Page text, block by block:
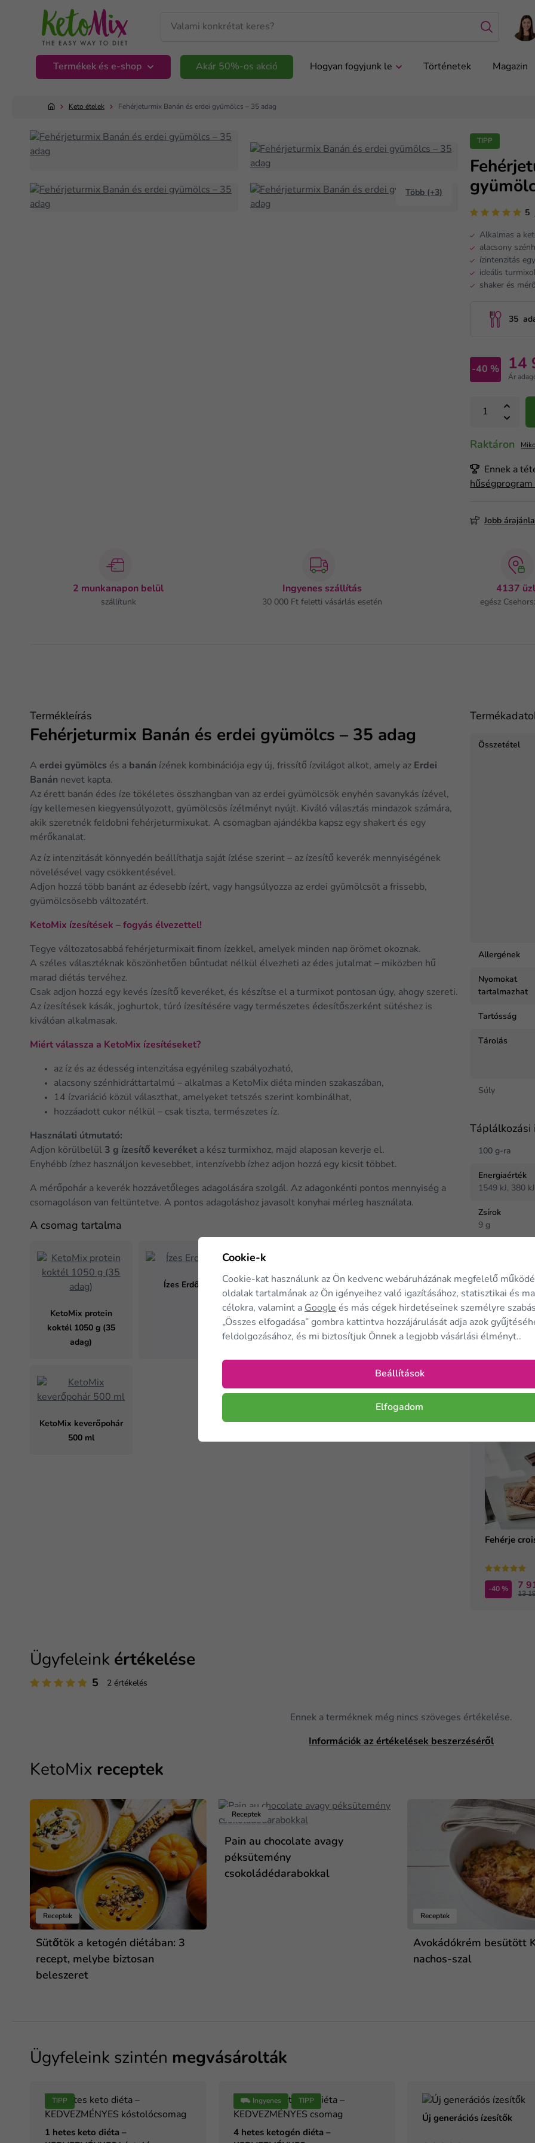
Termékek és e-shop Akár 50%-os akció Hogyan fogyjunk le Történetek Magazin
Keto ételek Fehérjeturmix Banán és erdei gyümölcs – 35 adag
Több (+3)
TIPP
5
Alkalmas a
alacsony
ízintenzitás
ideális
shaker és
35
-40 % 14
Ár
Raktáron
Ennek a
hűségprogram
Jobb
2 munkanapon belül
szállítunk
Ingyenes szállítás
30 000 Ft feletti vásárlás esetén
4137
egész
Termékleírás
Fehérjeturmix Banán és erdei gyümölcs – 35 adag
A erdei gyümölcs és a banán ízének kombinációja egy új, frissítő ízvilágot alkot, amely az Erdei
Banán nevet kapta.
Az érett banán édes íze tökéletes összhangban van az erdei gyümölcsök enyhén savanykás ízével,
így kellemesen kiegyensúlyozott, gyümölcsös ízélményt nyújt. Kiváló választás mindazok számára,
akik szeretnék feldobni fehérjeturmixukat. A csomagban ajándékba kapsz egy shakert és egy
mérőkanalat.
Az íz intenzitását könnyedén beállíthatja saját ízlése szerint – az ízesítő keverék mennyiségének
növelésével vagy csökkentésével.
Adjon hozzá több banánt az édesebb ízért, vagy hangsúlyozza az erdei gyümölcsöt a frissebb,
gyümölcsösebb változatért.
KetoMix ízesítések – fogyás élvezettel!
Tegye változatosabbá fehérjeturmixait finom ízekkel, amelyek minden nap örömet okoznak.
A széles választéknak köszönhetően bűntudat nélkül élvezheti az édes jutalmat – miközben hű
marad diétás tervéhez.
Csak adjon hozzá egy kevés ízesítő keveréket, és készítse el a turmixot pontosan úgy, ahogy szereti.
Az ízesítések kásák, joghurtok, túró ízesítésére vagy természetes édesítőszerként sütéshez is
kiválóan alkalmasak.
Miért válassza a KetoMix ízesítéseket?
az íz és az édesség intenzitása egyénileg szabályozható,
alacsony szénhidráttartalmú – alkalmas a KetoMix diéta minden szakaszában,
14 ízvariáció közül választhat, amelyeket tetszés szerint kombinálhat,
hozzáadott cukor nélkül – csak tiszta, természetes íz.
Használati útmutató:
Adjon körülbelül 3 g ízesítő keveréket a kész turmixhoz, majd alaposan keverje el.
Enyhébb ízhez használjon kevesebbet, intenzívebb ízhez adjon hozzá egy kicsit többet.
A mérőpohár a keverék hozzávetőleges adagolására szolgál. Az adagonkénti pontos mennyiség a
csomagoláson van feltüntetve. A pontos adagoláshoz javasolt konyhai mérleg használata.
A csomag tartalma
KetoMix protein
koktél 1050 g (35
adag)
Ízes Erdő Mix
Banán ízű
Műanyag mérőkanál
KetoMix keverőpohár
500 ml
Összetétel
Allergének
Nyomokat
tartalmazhat
Tartósság
Tárolás
Súly
Táplálkozási
100 g-ra
Energiaérték
1549 kJ, 380 kJ
Zsírok
9 g
Szénhidrátok
amelyből
11 g
Fehérje
-40 % 7
13
Ügyfeleink értékelése
5 2 értékelés
Ennek a terméknek még nincs szöveges értékelése.
Információk az értékelések beszerzéséről
KetoMix receptek
Receptek
Sütőtök a ketogén diétában: 3
recept, melybe biztosan
beleszeret
Receptek
Pain au chocolate avagy
péksütemény
csokoládédarabokkal
Receptek
Avokádókrém besütött
nachos-szal
Ügyfeleink szintén megvásárolták
TIPP
1 hetes keto diéta –
⛟ Ingyenes TIPP
4 hetes ketogén diéta –
Új generációs ízesítők
Cookie-k
Cookie-kat használunk az Ön kedvenc webáruházának megfelelő
oldalak tartalmának az Ön igényeihez való igazításához, statisztikai és
célokra, valamint a Google és más cégek hirdetéseinek személyre
„Összes elfogadása” gombra kattintva hozzájárulását adja azok
feldolgozásához, és mi biztosítjuk Önnek a legjobb vásárlási élményt..
Beállítások
Elfogadom